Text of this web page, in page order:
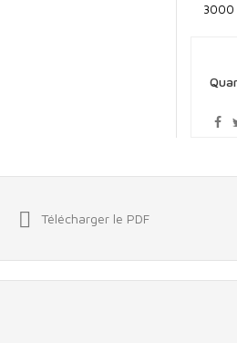
3000
 Télécharger le PDF